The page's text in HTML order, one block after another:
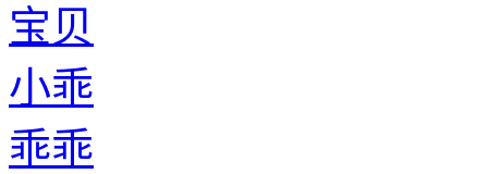
宝贝
小乖
乖乖